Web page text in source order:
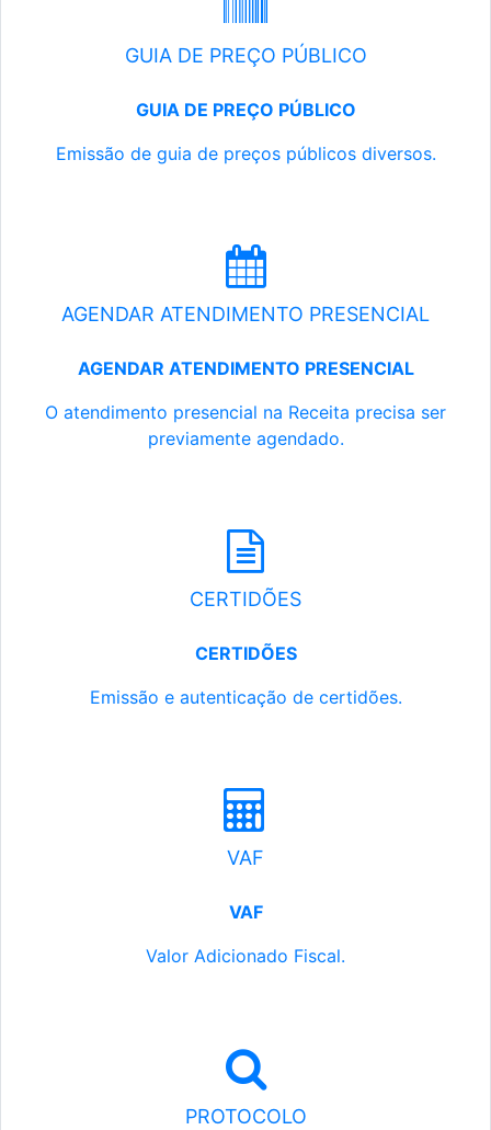
GUIA DE PREÇO PÚBLICO
GUIA DE PREÇO PÚBLICO
Emissão de guia de preços públicos diversos.
AGENDAR ATENDIMENTO PRESENCIAL
AGENDAR ATENDIMENTO PRESENCIAL
O atendimento presencial na Receita precisa ser
previamente agendado.
CERTIDÕES
CERTIDÕES
Emissão e autenticação de certidões.
VAF
VAF
Valor Adicionado Fiscal.
PROTOCOLO